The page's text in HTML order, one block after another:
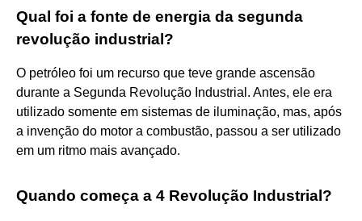
Qual foi a fonte de energia da segunda
revolução industrial?
O petróleo foi um recurso que teve grande ascensão
durante a Segunda Revolução Industrial. Antes, ele era
utilizado somente em sistemas de iluminação, mas, após
a invenção do motor a combustão, passou a ser utilizado
em um ritmo mais avançado.
Quando começa a 4 Revolução Industrial?